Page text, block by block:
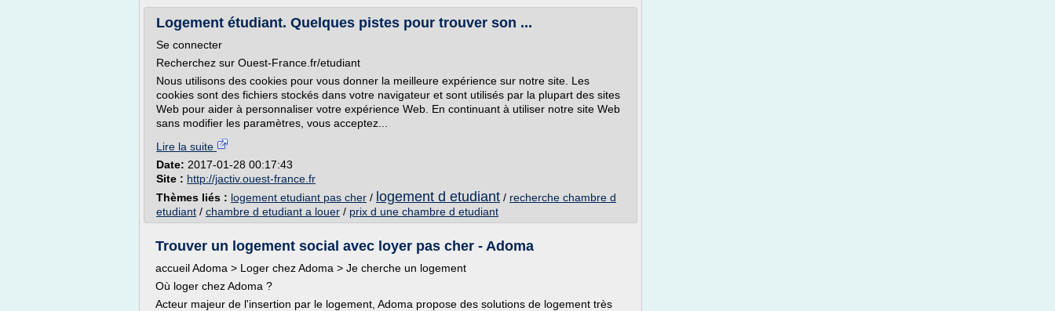
Logement étudiant. Quelques pistes pour trouver son ...
Se connecter
Recherchez sur Ouest-France.fr/etudiant
Nous utilisons des cookies pour vous donner la meilleure expérience sur notre site. Les
cookies sont des fichiers stockés dans votre navigateur et sont utilisés par la plupart des sites
Web pour aider à personnaliser votre expérience Web. En continuant à utiliser notre site Web
sans modifier les paramètres, vous acceptez...
Lire la suite
Date: 2017-01-28 00:17:43
Site : http://jactiv.ouest-france.fr
Thèmes liés : logement etudiant pas cher / logement d etudiant / recherche chambre d
etudiant / chambre d etudiant a louer / prix d une chambre d etudiant
Trouver un logement social avec loyer pas cher - Adoma
accueil Adoma > Loger chez Adoma > Je cherche un logement
Où loger chez Adoma ?
Acteur majeur de l'insertion par le logement, Adoma propose des solutions de logement très